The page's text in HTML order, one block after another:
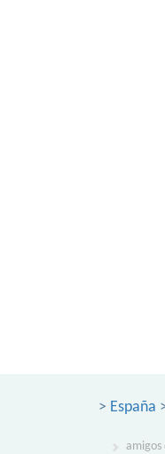
> España
amigos